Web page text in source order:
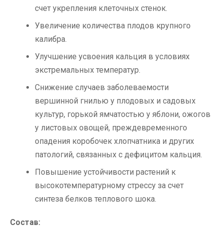
счет укрепления клеточных стенок.
Увеличение количества плодов крупного
калибра.
Улучшение усвоения кальция в условиях
экстремальных температур.
Снижение случаев заболеваемости
вершинной гнилью у плодовых и садовых
культур, горькой ямчатостью у яблони, ожогов
у листовых овощей, преждевременного
опадения коробочек хлопчатника и других
патологий, связанных с дефицитом кальция.
Повышение устойчивости растений к
высокотемпературному стрессу за счет
синтеза белков теплового шока.
Состав: